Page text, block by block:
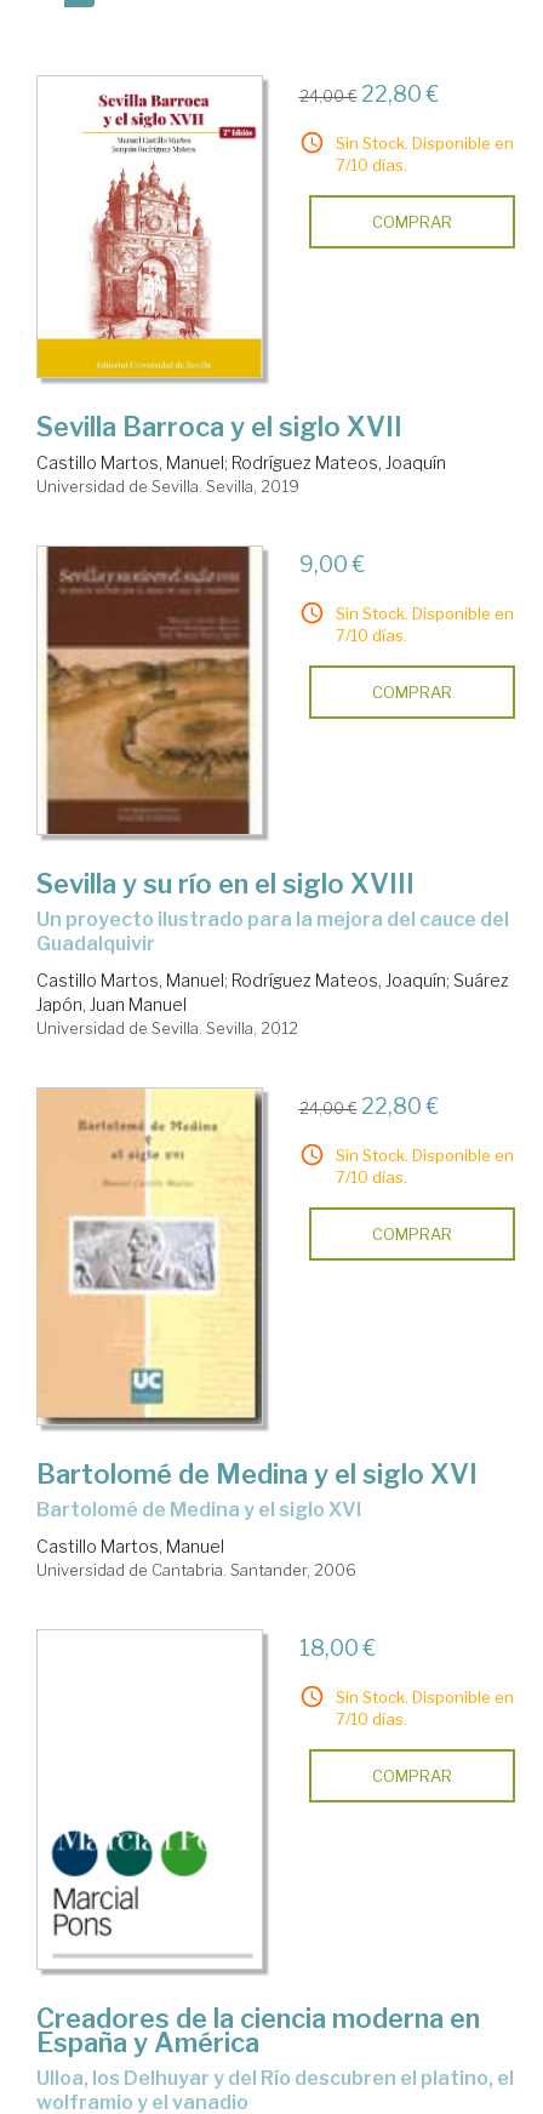
24,00 € 22,80 €
Sin Stock. Disponible en
7/10 días.
COMPRAR
Sevilla Barroca y el siglo XVII
Castillo Martos, Manuel; Rodríguez Mateos, Joaquín
Universidad de Sevilla. Sevilla, 2019
9,00 €
Sin Stock. Disponible en
7/10 días.
COMPRAR
Sevilla y su río en el siglo XVIII
un proyecto ilustrado para la mejora del cauce del
Guadalquivir
Castillo Martos, Manuel; Rodríguez Mateos, Joaquín; Suárez
Japón, Juan Manuel
Universidad de Sevilla. Sevilla, 2012
24,00 € 22,80 €
Sin Stock. Disponible en
7/10 días.
COMPRAR
Bartolomé de Medina y el siglo XVI
Bartolomé de Medina y el siglo XVI
Castillo Martos, Manuel
Universidad de Cantabria. Santander, 2006
18,00 €
Sin Stock. Disponible en
7/10 días.
COMPRAR
Creadores de la ciencia moderna en
España y América
Ulloa, los Delhuyar y del Río descubren el platino, el
wolframio y el vanadio